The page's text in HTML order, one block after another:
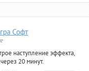
Софт
наступление эффекта,
20 минут.